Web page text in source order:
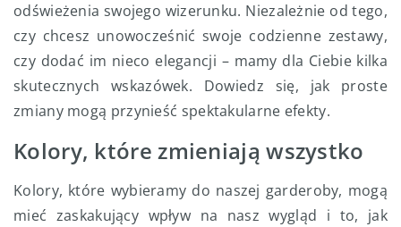
odświeżenia swojego wizerunku. Niezależnie od tego,
czy chcesz unowocześnić swoje codzienne zestawy,
czy dodać im nieco elegancji – mamy dla Ciebie kilka
skutecznych wskazówek. Dowiedz się, jak proste
zmiany mogą przynieść spektakularne efekty.
Kolory, które zmieniają wszystko
Kolory, które wybieramy do naszej garderoby, mogą
mieć zaskakujący wpływ na nasz wygląd i to, jak